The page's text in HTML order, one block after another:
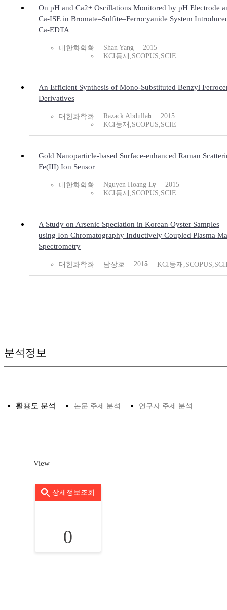
On pH and Ca2+ Oscillations Monitored by pH Electrode
Ca-ISE in Bromate–Sulfite–Ferrocyanide System
Ca-EDTA
대한화학회 Shan Yang
2015
KCI등재,SCOPUS,SCIE
An Efficient Synthesis of Mono-Substituted Benzyl
Derivatives
대한화학회 Razack Abdullah
2015
KCI등재,SCOPUS,SCIE
Gold Nanoparticle-based Surface-enhanced Raman
Fe(III) Ion Sensor
대한화학회 Nguyen Hoang Ly
2015
KCI등재,SCOPUS,SCIE
A Study on Arsenic Speciation in Korean Oyster Samples
using Ion Chromatography Inductively Coupled Plasma
Spectrometry
대한화학회 남상호 2015 KCI등재
분석정보
활용도 분석 논문 주제 분석 연구자 주제 분석
View
상세정보조회
0